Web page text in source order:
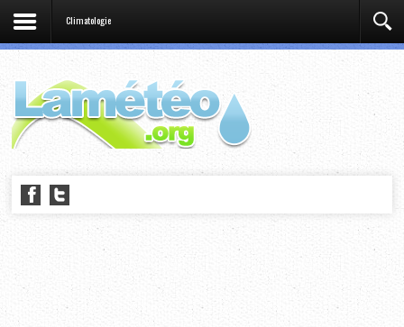
Climatologie